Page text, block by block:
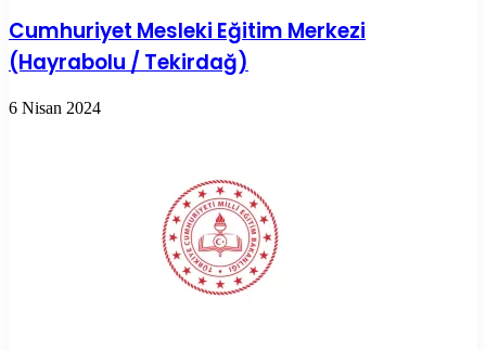
Cumhuriyet Mesleki Eğitim Merkezi
(Hayrabolu / Tekirdağ)
6 Nisan 2024